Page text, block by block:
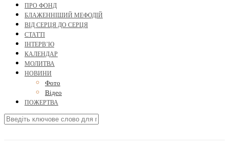
ПРО ФОНД
БЛАЖЕННІШИЙ МЕФОДІЙ
ВІД СЕРЦЯ ДО СЕРЦЯ
СТАТТІ
ІНТЕРВ’Ю
КАЛЕНДАР
МОЛИТВА
НОВИНИ
Фото
Відео
ПОЖЕРТВА